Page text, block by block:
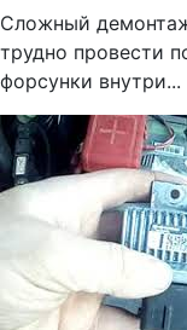
Сложный
трудно провести
форсунки внутри...